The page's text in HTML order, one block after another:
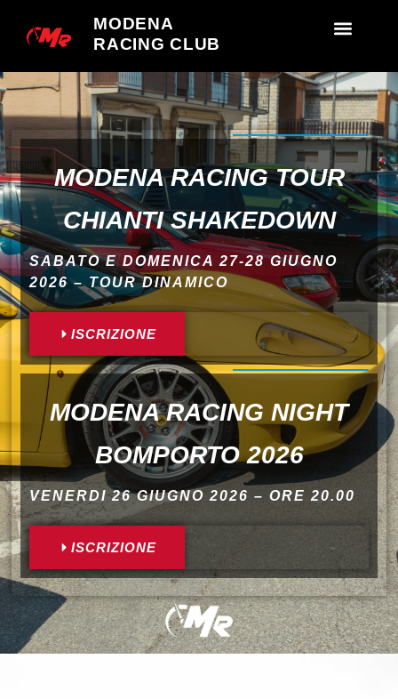
MODENA
RACING CLUB
MODENA RACING TOUR
CHIANTI SHAKEDOWN
SABATO E DOMENICA 27-28 GIUGNO
2026 – TOUR DINAMICO
ISCRIZIONE
MODENA RACING NIGHT
BOMPORTO 2026
VENERDI 26 GIUGNO 2026 – ORE 20.00
ISCRIZIONE